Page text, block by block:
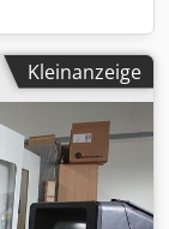
Kleinanzeige